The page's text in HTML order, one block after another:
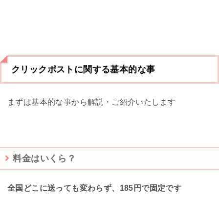
クリックポストに関する基本的な事
まずは基本的な事から解説・ご紹介いたします
料金はいくら？
全国どこに送っても変わらず、185円で固定です